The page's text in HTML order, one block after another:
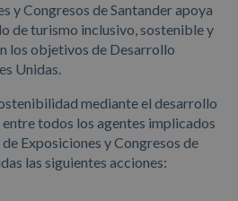
y Congresos de Santander apoya
de turismo inclusivo, sostenible y
los objetivos de Desarrollo
Unidas.
mediante el desarrollo
todos los agentes implicados
Exposiciones y Congresos de
las siguientes acciones: